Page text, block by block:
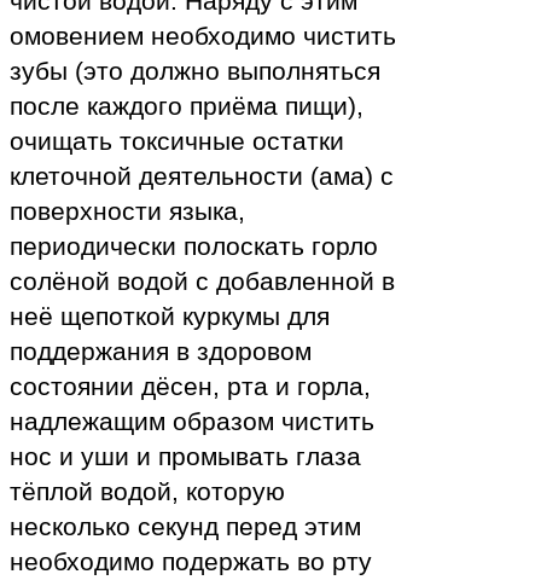
омовением необходимо чистить
зубы (это должно выполняться
после каждого приёма пищи),
очищать токсичные остатки
клеточной деятельности (ама) с
поверхности языка,
периодически полоскать горло
солёной водой с добавленной в
неё щепоткой куркумы для
поддержания в здоровом
состоянии дёсен, рта и горла,
надлежащим образом чистить
нос и уши и промывать глаза
тёплой водой, которую
несколько секунд перед этим
необходимо подержать во рту